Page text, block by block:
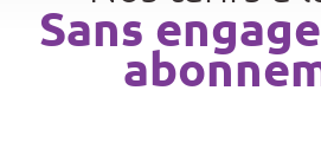
Sans